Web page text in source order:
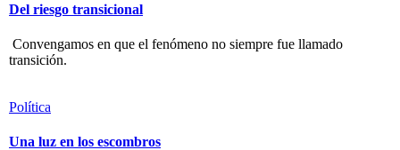
Del riesgo transicional
Convengamos en que el fenómeno no siempre fue llamado
transición.
Política
Una luz en los escombros